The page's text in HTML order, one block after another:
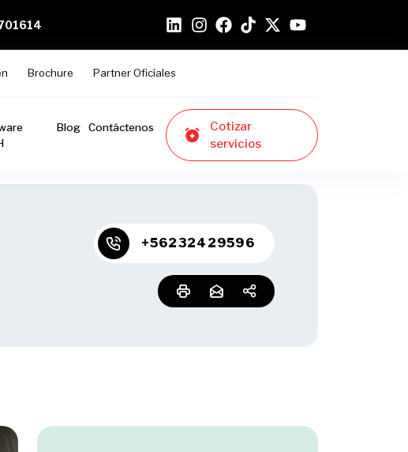
Brochure Partner Oficiales
Blog Contáctenos
Cotizar
servicios
+56232429596